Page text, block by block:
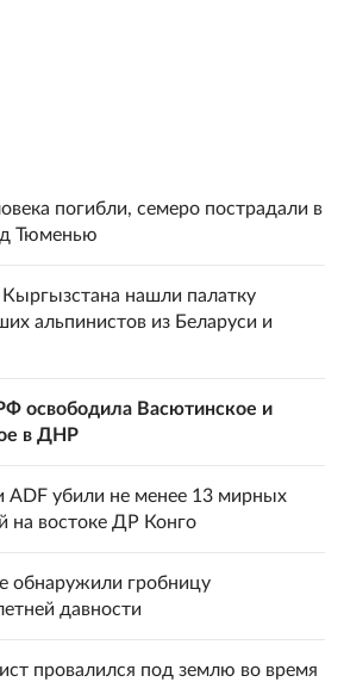
погибли, семеро пострадали в
Тюменью
Кыргызстана нашли палатку
альпинистов из Беларуси и
освободила Васютинское и
в ДНР
ADF убили не менее 13 мирных
на востоке ДР Конго
обнаружили гробницу
давности
провалился под землю во время